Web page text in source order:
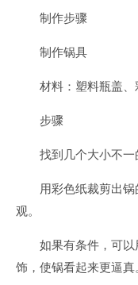
制作步骤
制作锅具
材料：塑料瓶盖
步骤
找到几个大小不一
用彩色纸裁剪出
观。
如果有条件，可
饰，使锅看起来更逼真